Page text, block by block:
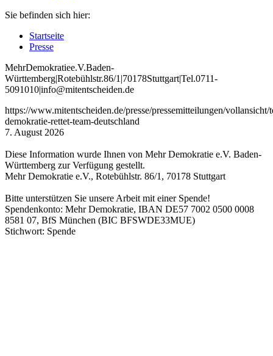
Sie befinden sich hier:
Startseite
Presse
MehrDemokratiee.V.Baden-
Württemberg|Rotebühlstr.86/1 |70178Stuttgart|Tel.0711-
5091010|info@mitentscheiden.de
https://www.mitentscheiden.de/presse/pressemitteilungen/vollansicht/
demokratie-rettet-team-deutschland
7. August 2026
Diese Information wurde Ihnen von Mehr Demokratie e.V. Baden-
Württemberg zur Verfügung gestellt.
Mehr Demokratie e.V., Rotebühlstr. 86/1, 70178 Stuttgart
Bitte unterstützen Sie unsere Arbeit mit einer Spende!
Spendenkonto: Mehr Demokratie, IBAN DE57 7002 0500 0008
8581 07, BfS München (BIC BFSWDE33MUE)
Stichwort: Spende